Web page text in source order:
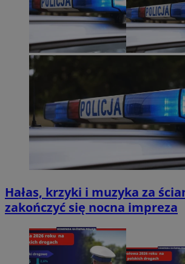
Hałas, krzyki i muzyka za
zakończyć się nocna impreza